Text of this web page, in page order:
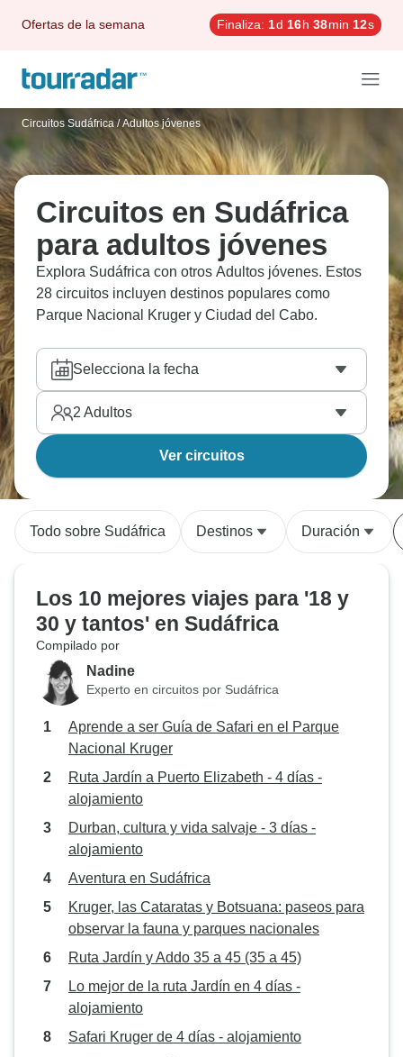
Ofertas de la semana Finaliza: 1d 16h 38min 10s
Circuitos Sudáfrica / Adultos jóvenes
Circuitos en Sudáfrica
para adultos jóvenes
Explora Sudáfrica con otros Adultos jóvenes. Estos
28 circuitos incluyen destinos populares como
Parque Nacional Kruger y Ciudad del Cabo.
Selecciona la fecha
2 Adultos
Ver circuitos
Todo sobre Sudáfrica Destinos Duración
Los 10 mejores viajes para '18 y
30 y tantos' en Sudáfrica
Compilado por
Nadine
Experto en circuitos por Sudáfrica
Aprende a ser Guía de Safari en el Parque
Nacional Kruger
Ruta Jardín a Puerto Elizabeth - 4 días -
alojamiento
Durban, cultura y vida salvaje - 3 días -
alojamiento
Aventura en Sudáfrica
Kruger, las Cataratas y Botsuana: paseos para
observar la fauna y parques nacionales
Ruta Jardín y Addo 35 a 45 (35 a 45)
Lo mejor de la ruta Jardín en 4 días -
alojamiento
Safari Kruger de 4 días - alojamiento